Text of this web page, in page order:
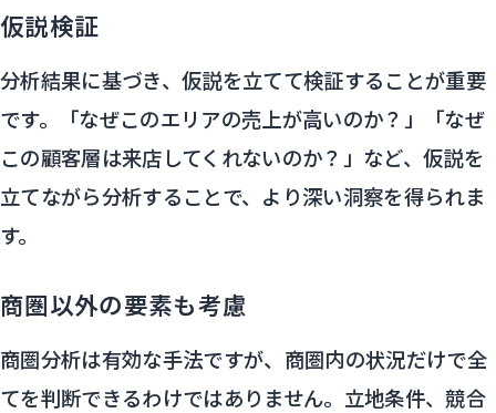
仮説検証
分析結果に基づき、仮説を立てて検証することが重要
です。「なぜこのエリアの売上が高いのか？」「なぜ
この顧客層は来店してくれないのか？」など、仮説を
立てながら分析することで、より深い洞察を得られま
す。
商圏以外の要素も考慮
商圏分析は有効な手法ですが、商圏内の状況だけで全
てを判断できるわけではありません。立地条件、競合